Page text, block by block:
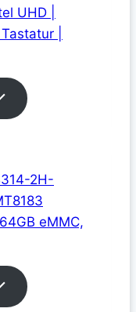
UHD |
|
2H-
eMMC,